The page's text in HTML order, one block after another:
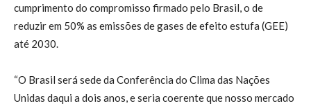
cumprimento do compromisso firmado pelo Brasil, o de
reduzir em 50% as emissões de gases de efeito estufa (GEE)
até 2030.
“O Brasil será sede da Conferência do Clima das Nações
Unidas daqui a dois anos, e seria coerente que nosso mercado